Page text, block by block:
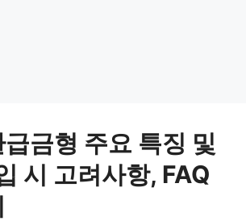
금형 주요 특징 및
시 고려사항, FAQ